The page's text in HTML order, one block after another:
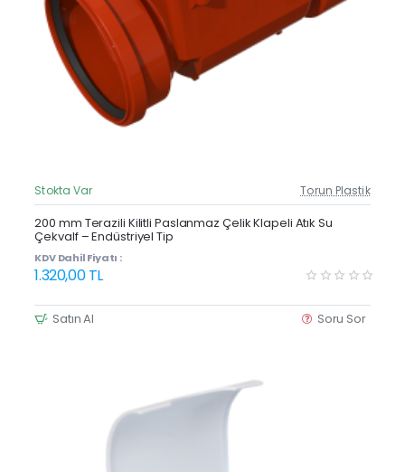
Güncel Fiyat
Stokta Var Torun Plastik
200 mm Terazili Kilitli Paslanmaz Çelik Klapeli Atık Su
Çekvalf – Endüstriyel Tip
KDV Dahil Fiyatı :
1.320,00 TL
Satın Al Soru Sor